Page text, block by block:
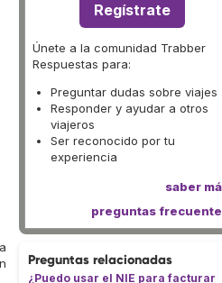
Regístrate
Únete a la comunidad Trabber
Respuestas para:
Preguntar dudas sobre viajes
Responder y ayudar a otros
viajeros
Ser reconocido por tu
experiencia
saber
preguntas
Preguntas relacionadas
¿Puedo usar el NIE para facturar